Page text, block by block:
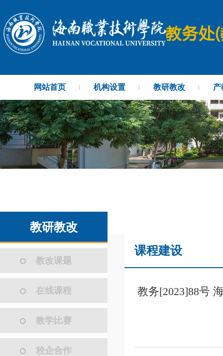
网站首页 机构设置 教研教改 产
教研教改
教改课题
在线课程
教学比赛
校企合作
课程建设
教务[2023]88号